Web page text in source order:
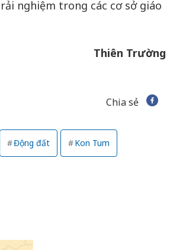
nghiệm trong các cơ sở giáo
Thiên Trường
Chia sẻ
Động đất Kon Tum